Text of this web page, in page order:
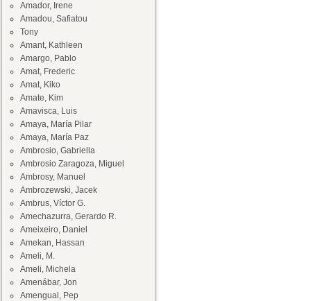
Amador, Irene
Amadou, Safiatou
Tony
Amant, Kathleen
Amargo, Pablo
Amat, Frederic
Amat, Kiko
Amate, Kim
Amavisca, Luis
Amaya, María Pilar
Amaya, María Paz
Ambrosio, Gabriella
Ambrosio Zaragoza, Miguel
Ambrosy, Manuel
Ambrozewski, Jacek
Ambrus, Víctor G.
Amechazurra, Gerardo R.
Ameixeiro, Daniel
Amekan, Hassan
Ameli, M.
Ameli, Michela
Amenábar, Jon
Amengual, Pep